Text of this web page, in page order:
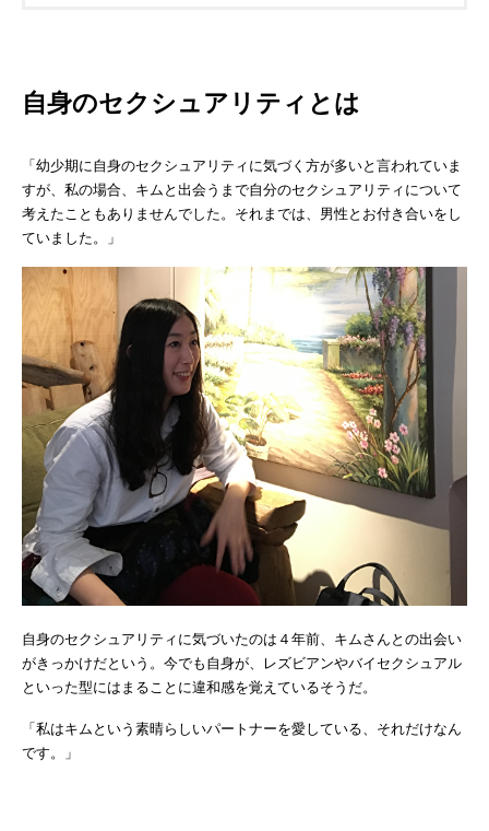
自身のセクシュアリティとは
「幼少期に自身のセクシュアリティに気づく方が多いと言われていま
すが、私の場合、キムと出会うまで自分のセクシュアリティについて
考えたこともありませんでした。それまでは、男性とお付き合いをし
ていました。」
自身のセクシュアリティに気づいたのは４年前、キムさんとの出会い
がきっかけだという。今でも自身が、レズビアンやバイセクシュアル
といった型にはまることに違和感を覚えているそうだ。
「私はキムという素晴らしいパートナーを愛している、それだけなん
です。」